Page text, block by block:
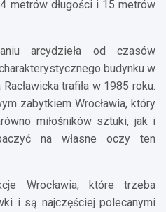
metrów długości i 15 metrów
arcydzieła od czasów
budynku w
trafiła w 1985 roku.
zabytkiem Wrocławia, który
miłośników sztuki, jak i
na własne oczy ten
Wrocławia, które trzeba
i są najczęściej polecanymi